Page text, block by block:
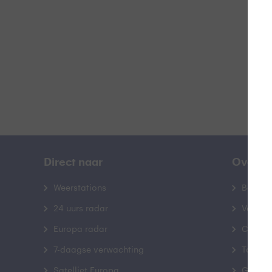
Direct naar
Weerstations
24 uurs radar
Europa radar
7-daagse verwachting
Over
Contact